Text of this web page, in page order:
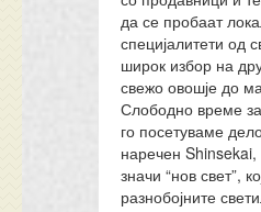
да се пробаат
специјалитети од
широк избор на
свежо овошје до
Слободно време
го посетуваме
наречен
значи “нов свет”,
разнобојните